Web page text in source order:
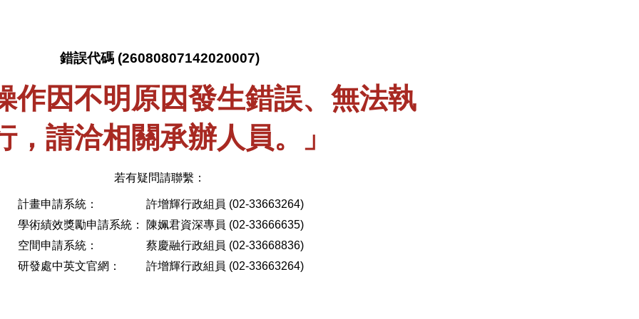
錯誤代碼 (26080807142020007)
作因不明原因發生錯誤、無法執
，請洽相關承辦人員。」
若有疑問請聯繫：
計畫申請系統：
許增輝行政組員 (02-33663264)
學術績效獎勵申請系統：
陳姵君資深專員 (02-33666635)
空間申請系統：
蔡慶融行政組員 (02-33668836)
研發處中英文官網：
許增輝行政組員 (02-33663264)